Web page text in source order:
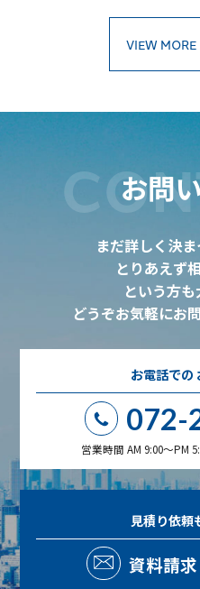
VIEW MORE
お問
まだ詳しく決ま
とりあえず
という方も
どうぞお気軽にお
お電話での
072-
営業時間 AM 9:00～PM
見積り依頼
資料請